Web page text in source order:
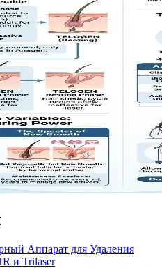
Аппарат для Удаления
и Trilaser